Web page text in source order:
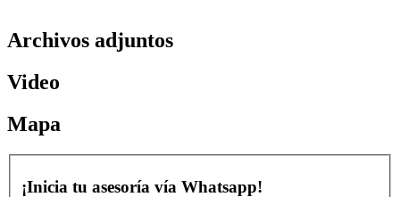
Archivos adjuntos
Video
Mapa
¡Inicia tu asesoría vía Whatsapp!